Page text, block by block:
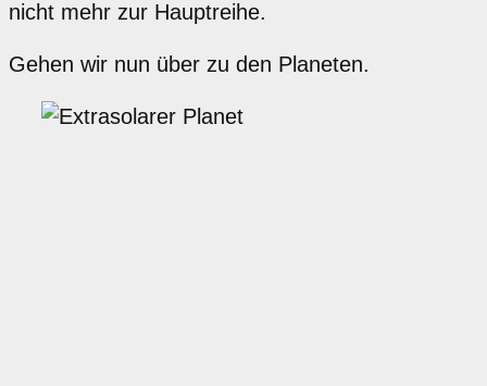
nicht mehr zur Hauptreihe.
Gehen wir nun über zu den Planeten.